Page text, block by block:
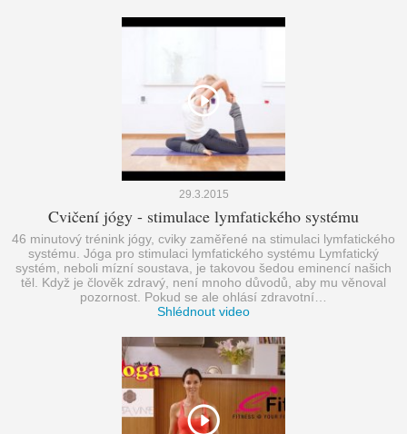
29.3.2015
Cvičení jógy - stimulace lymfatického systému
46 minutový trénink jógy, cviky zaměřené na stimulaci lymfatického
systému. Jóga pro stimulaci lymfatického systému Lymfatický
systém, neboli mízní soustava, je takovou šedou eminencí našich
těl. Když je člověk zdravý, není mnoho důvodů, aby mu věnoval
pozornost. Pokud se ale ohlásí zdravotní…
Shlédnout video